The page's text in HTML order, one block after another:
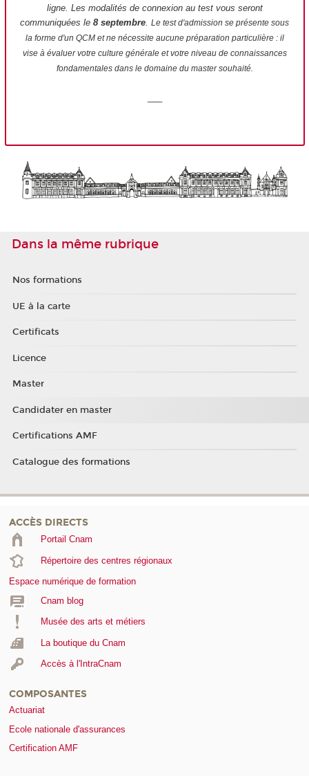
ligne. Les modalités de connexion au test vous seront
communiquées le 8 septembre. Le test d'admission se présente sous
la forme d'un QCM et ne nécessite aucune préparation particulière : il
vise à évaluer votre culture générale et votre niveau de connaissances
fondamentales dans le domaine du master souhaité.
Dans la même rubrique
Nos formations
UE à la carte
Certificats
Licence
Master
Candidater en master
Certifications AMF
Catalogue des formations
ACCÈS DIRECTS
Portail Cnam
Répertoire des centres régionaux
Espace numérique de formation
Cnam blog
Musée des arts et métiers
La boutique du Cnam
Accès à l'IntraCnam
COMPOSANTES
Actuariat
Ecole nationale d'assurances
Certification AMF